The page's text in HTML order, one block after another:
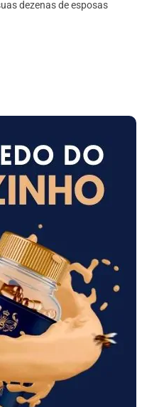
dezenas de esposas